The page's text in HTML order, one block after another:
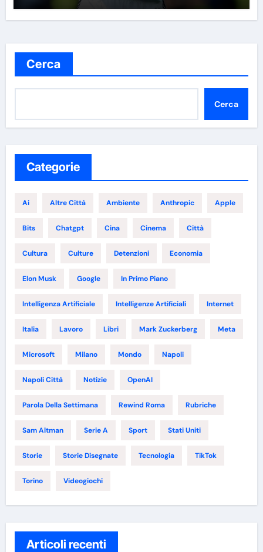
Cerca
Cerca
Categorie
Ai Altre Città Ambiente Anthropic Apple
Bits Chatgpt Cina Cinema Città
Cultura Culture Detenzioni Economia
Elon Musk Google In Primo Piano
Intelligenza Artificiale Intelligenze Artificiali Internet
Italia Lavoro Libri Mark Zuckerberg Meta
Microsoft Milano Mondo Napoli
Napoli Città Notizie OpenAI
Parola Della Settimana Rewind Roma Rubriche
Sam Altman Serie A Sport Stati Uniti
Storie Storie Disegnate Tecnologia TikTok
Torino Videogiochi
Articoli recenti